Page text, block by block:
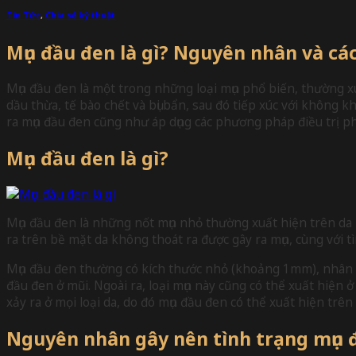
Tin Tức, Chia sẻ kỹ thuật
Mụn đầu đen là gì? Nguyên nhân và
Mụn đầu đen là một trong những loại mụn phổ biến,
dầu thừa, tế bào chết và bụi bẩn, sau đó tiếp xúc với không
ra mụn đầu đen cũng như áp dụng các phương pháp điều trị
Mụn đầu đen là gì?
Mụn đầu đen là những nốt mụn nhỏ thường xuất hiện trên
ra trên bề mặt da không thoát ra được gây ra mụn, cùng
Mụn đầu đen thường có kích thước nhỏ (khoảng 1mm),
đầu đen ở mũi. Ngoài ra, loại mụn này cũng có thể xuất
xảy ra ở mọi loại da, do đó mụn đầu đen có thể xuất hiện
Nguyên nhân gây nên tình trạng mụn